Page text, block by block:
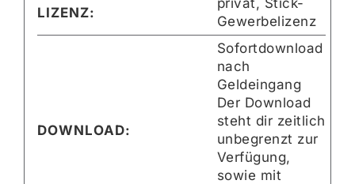
LIZENZ:
Gewerbelizenz
DOWNLOAD:
Sofortdownload
nach
Geldeingang
Der Download
steht dir zeitlich
unbegrenzt zur
Verfügung,
sowie mit